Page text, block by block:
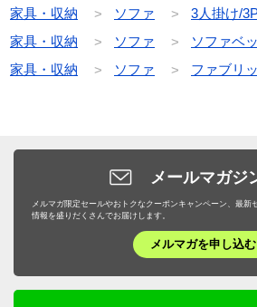
家具・収納 ソファ
3人掛け/
家具・収納
ソファ
ソファベ
家具・収納
ソファ ファブリ
メールマガジ
メルマガ限定セールやおトクなクーポンキャンペーン、最新
情報を盛りだくさんでお届けします。
メルマガを申し込む